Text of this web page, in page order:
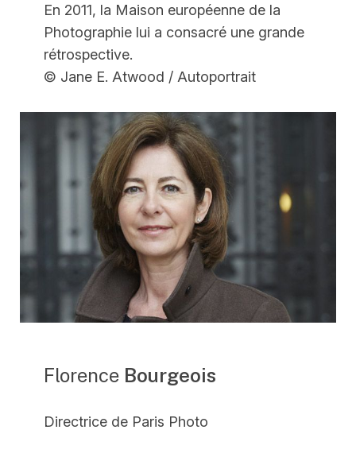
En 2011, la Maison européenne de la
Photographie lui a consacré une grande
rétrospective.
© Jane E. Atwood / Autoportrait
Florence Bourgeois
Directrice de Paris Photo